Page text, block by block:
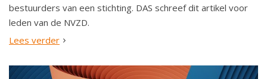
bestuurders van een stichting. DAS schreef dit artikel voor
leden van de NVZD.
Lees verder